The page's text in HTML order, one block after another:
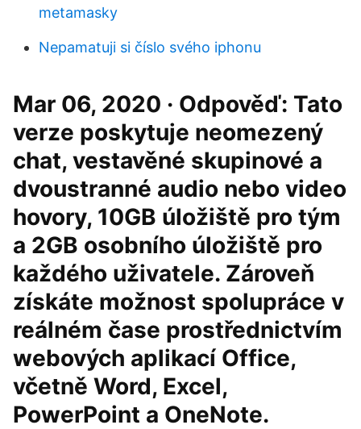
metamasky
Nepamatuji si číslo svého iphonu
Mar 06, 2020 · Odpověď: Tato
verze poskytuje neomezený
chat, vestavěné skupinové a
dvoustranné audio nebo video
hovory, 10GB úložiště pro tým
a 2GB osobního úložiště pro
každého uživatele. Zároveň
získáte možnost spolupráce v
reálném čase prostřednictvím
webových aplikací Office,
včetně Word, Excel,
PowerPoint a OneNote.